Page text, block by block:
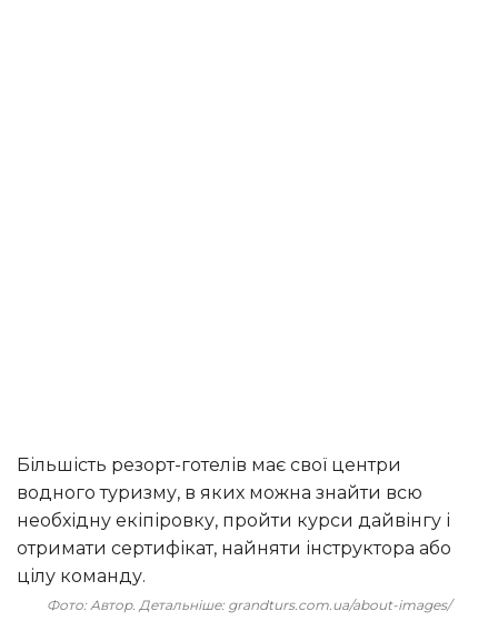
Більшість резорт-готелів має свої центри
водного туризму, в яких можна знайти всю
необхідну екіпіровку, пройти курси дайвінгу і
отримати сертифікат, найняти інструктора або
цілу команду.
Фото: Автор. Детальніше: grandturs.com.ua/about-images/